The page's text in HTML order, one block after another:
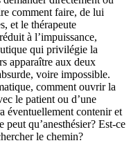
comment faire, de lui
et le thérapeute
à l’impuissance,
qui privilégie la
apparaître aux deux
voire impossible.
comment ouvrir la
le patient ou d’une
éventuellement contenir et
qu’anesthésier? Est-ce
le chemin?